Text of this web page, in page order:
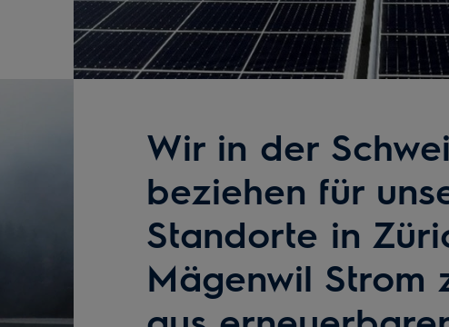
Wir in der
beziehen für
Standorte in
Mägenwil Strom